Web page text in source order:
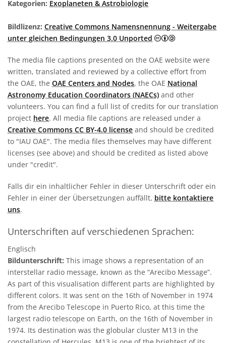
Kategorien: Exoplaneten & Astrobiologie
Bildlizenz: Creative Commons Namensnennung - Weitergabe
unter gleichen Bedingungen 3.0 Unported
Creative
The media file captions presented on the OAE website were
written, translated and reviewed by a collective effort from
the OAE, the OAE Centers and Nodes, the OAE National
Astronomy Education Coordinators (NAECs) and other
volunteers. You can find a full list of credits for our translation
project here. All media file captions are released under a
Creative Commons CC BY-4.0 license and should be credited
to "IAU OAE". The media files themselves may have different
licenses (see above) and should be credited as listed above
under "credit".
Falls dir ein inhaltlicher Fehler in dieser Unterschrift oder ein
Fehler in einer der Übersetzungen auffällt, bitte kontaktiere
uns.
Unterschriften auf verschiedenen Sprachen:
Englisch
Bildunterschrift: This image shows a representation of an
interstellar radio message, known as the “Arecibo Message”.
As part of this visualisation different parts are highlighted by
different colors. It was sent on the 16th of November in 1974
from the Arecibo Telescope in Puerto Rico, at this time the
largest radio telescope on Earth, on the 16th of November in
1974. Its destination was the globular cluster M13 in the